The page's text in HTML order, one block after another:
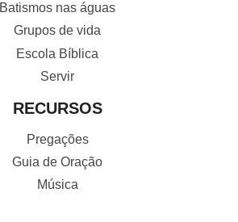
Batismos nas águas
Grupos de vida
Escola Bíblica
Servir
RECURSOS
Pregações
Guia de Oração
Música